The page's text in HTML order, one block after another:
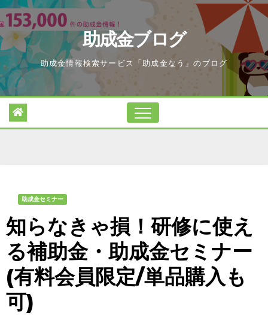
Skip
to
content
助成金ブログ
助成金情報検索サービス「助成金なう」のブログ
助成金セミナー
知らなきゃ損！研修に使え
る補助金・助成金セミナー
(有料会員限定/単品購入も
可)